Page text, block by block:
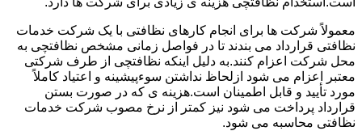
معمولاً شرکت ها برای انجام کارهای نظافتی با یک شرکت خدمات
نظافتی قرارداد می بندند تا در فواصل زمانی مشخص نظافتچی به
محل شرکت اعزام کنند.به دلیل اینکه نظافتچی از طرف شرکتی
معتبر اعزام می شود ازلحاظ نداشتن سوءپیشینه و اعتیاد کاملاً
مورد تأیید و قابل اطمینان است.هزینه ی که در صورت بستن
قرارداد پرداخت می شود نیز کمتر از نرخ مصوب شرکت خدمات
نظافتی محاسبه می شود.